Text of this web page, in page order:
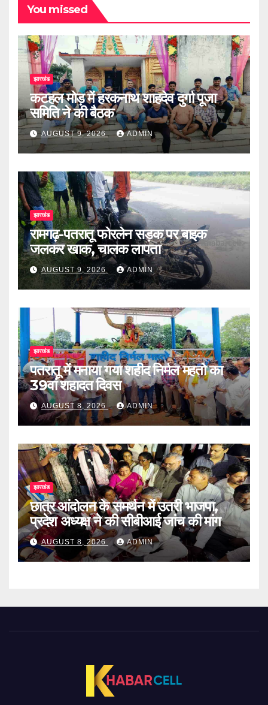
You missed
झारखंड
कटहल मोड़ में हरकनाथ शाहदेव दुर्गा पूजा
समिति ने की बैठक
AUGUST 9, 2026 ADMIN
झारखंड
रामगढ़-पतरातू फोरलेन सड़क पर बाइक
जलकर खाक, चालक लापता
AUGUST 9, 2026 ADMIN
झारखंड
पतरातू में मनाया गया शहीद निर्मल महतो का
39वां शहादत दिवस
AUGUST 8, 2026 ADMIN
झारखंड
छात्र आंदोलन के समर्थन में उतरी भाजपा,
प्रदेश अध्यक्ष ने की सीबीआई जांच की मांग
AUGUST 8, 2026 ADMIN